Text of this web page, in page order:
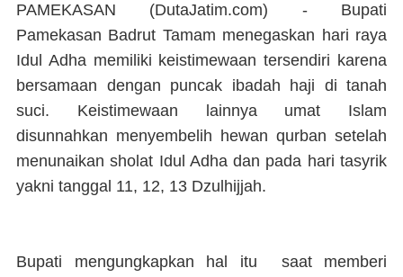
PAMEKASAN (DutaJatim.com) - Bupati
Pamekasan Badrut Tamam menegaskan hari raya
Idul Adha memiliki keistimewaan tersendiri karena
bersamaan dengan puncak ibadah haji di tanah
suci. Keistimewaan lainnya umat Islam
disunnahkan menyembelih hewan qurban setelah
menunaikan sholat Idul Adha dan pada hari tasyrik
yakni tanggal 11, 12, 13 Dzulhijjah.
Bupati mengungkapkan hal itu saat memberi